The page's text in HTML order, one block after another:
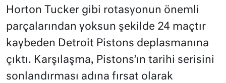
Horton Tucker gibi rotasyonun önemli
parçalarından yoksun şekilde 24 maçtır
kaybeden Detroit Pistons deplasmanına
çıktı. Karşılaşma, Pistons’ın tarihi serisini
sonlandırması adına fırsat olarak